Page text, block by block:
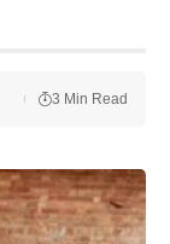
3 Min Read